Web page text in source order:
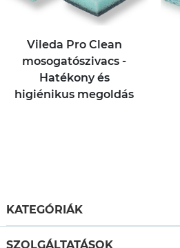
Vileda Pro Clean
mosogatószivacs -
Hatékony és
higiénikus megoldás
KATEGÓRIÁK
SZOLGÁLTATÁSOK